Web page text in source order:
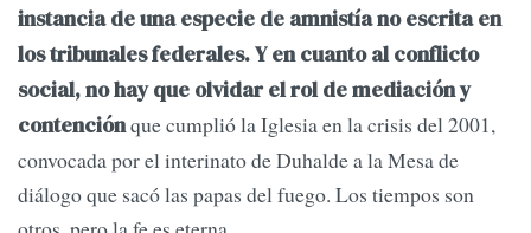
instancia de una especie de amnistía no escrita en
los tribunales federales.Y en cuanto al conflicto
social, no hay que olvidar el rol de mediación y
contenciónque cumplió la Iglesia en la crisis del 2001,
convocada por el interinato de Duhalde a la Mesa de
diálogo que sacó las papas del fuego. Los tiempos son